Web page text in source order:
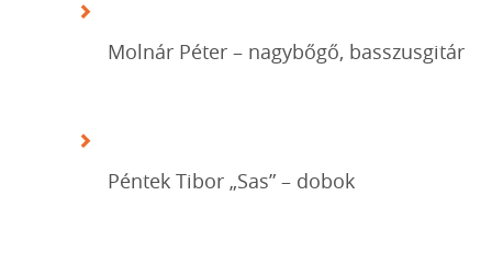
Molnár Péter – nagybőgő, basszusgitár
Péntek Tibor „Sas” – dobok